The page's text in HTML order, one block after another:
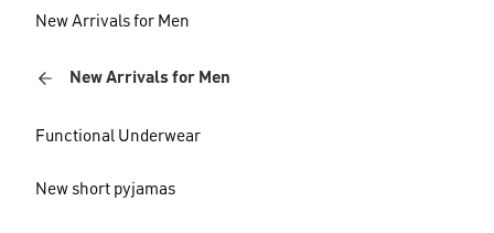
New Arrivals for Men
New Arrivals for Men
Functional Underwear
New short pyjamas